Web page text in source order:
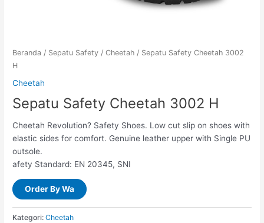
Beranda / Sepatu Safety /Cheetah / Sepatu Safety Cheetah 3002
H
Cheetah
Sepatu Safety Cheetah 3002 H
Cheetah Revolution? Safety Shoes. Low cut slip on shoes with
elastic sides for comfort. Genuine leather upper with Single PU
outsole.
afety Standard: EN 20345, SNI
Order By Wa
Kategori:Cheetah